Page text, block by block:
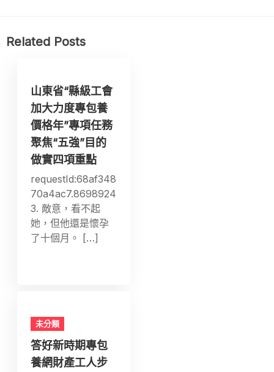
Related Posts
山東省“縣級工會
加大力度專包養
價格年”專項任務
聚焦“五強”目的
做實四項重點
requestId:68af348
70a4ac7.8698924
3. 敵意，看不起
她，但他還是懷孕
了十個月。 […]
未分類
答好新時期專包
養網財產工人步